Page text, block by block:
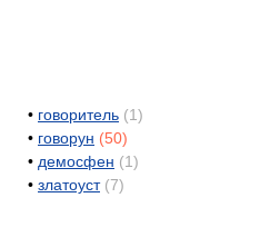
• говоритель (1)
• говорун (50)
• демосфен (1)
• златоуст (7)